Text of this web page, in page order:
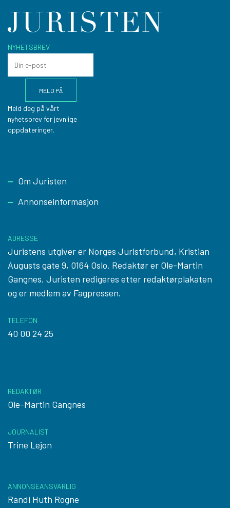
NYHETSBREV
Meld deg på vårt
nyhetsbrev for jevnlige
oppdateringer.
Footer
Om Juristen
Annonseinformasjon
ADRESSE
Juristens utgiver er Norges Juristforbund, Kristian
Augusts gate 9, 0164 Oslo. Redaktør er Ole-Martin
Gangnes. Juristen redigeres etter redaktørplakaten
og er medlem av Fagpressen.
TELEFON
40 00 24 25
REDAKTØR
Ole-Martin Gangnes
JOURNALIST
Trine Lejon
ANNONSEANSVARLIG
Randi Huth Rogne